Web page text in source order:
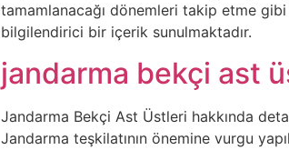
tamamlanacağı dönemleri takip etme
bilgilendirici bir içerik sunulmaktadır.
jandarma bekçi ast
Jandarma Bekçi Ast Üstleri hakkında
Jandarma teşkilatının önemine vurgu